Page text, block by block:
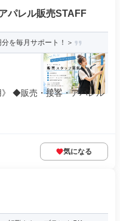
パレル販売STAFF
を毎月サポート！＞
》 ◆販売・接客・アパレル
気になる